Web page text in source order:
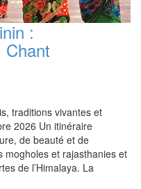
:
Chant
traditions vivantes et
2026 Un itinéraire
de beauté et de
mogholes et rajasthanies et
de l’Himalaya. La